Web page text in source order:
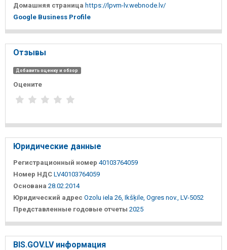
Домашняя страница https://lpvm-lv.webnode.lv/
Google Business Profile
Отзывы
Добавить оценку и обзор
Оцените
Юридические данные
Регистрационный номер 40103764059
Номер НДС LV40103764059
Основана 28.02.2014
Юридический адрес Ozolu iela 26, Ikšķile, Ogres nov., LV-5052
Представленные годовые отчеты 2025
BIS.GOV.LV информация